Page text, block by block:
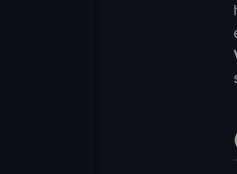
Principais
Comparação
Comparação